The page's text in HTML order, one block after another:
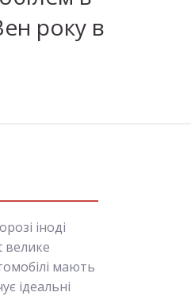
року в
іноді
велике
мають
ідеальні